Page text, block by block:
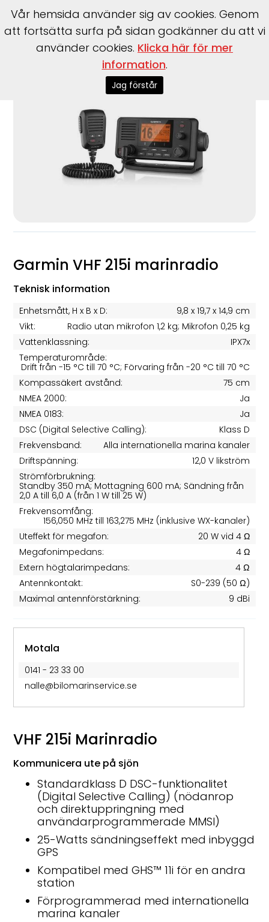
Garmin> VHF 215i marinradio
Garmin VHF 215i marinradio
Teknisk information
Enhetsmått, H x B x D:
9,8 x 19,7 x 14,9 cm
Vikt:
Radio utan mikrofon 1,2 kg; Mikrofon 0,25 kg
Vattenklassning:
IPX7x
Temperaturområde:
Drift från -15 °C till 70 °C; Förvaring från -20 °C till 70 °C
Kompassäkert avstånd:
75 cm
NMEA 2000:
Ja
NMEA 0183:
Ja
DSC (Digital Selective Calling):
Klass D
Frekvensband:
Alla internationella marina kanaler
Driftspänning:
12,0 V likström
Strömförbrukning:
Standby 350 mA; Mottagning 600 mA; Sändning från
2,0 A till 6,0 A (från 1 W till 25 W)
Frekvensomfång:
156,050 MHz till 163,275 MHz (inklusive WX-kanaler)
Uteffekt för megafon:
20 W vid 4 Ω
Megafonimpedans:
4 Ω
Extern högtalarimpedans:
4 Ω
Antennkontakt:
S0-239 (50 Ω)
Maximal antennförstärkning:
9 dBi
Motala
0141 - 23 33 00
nalle@bilomarinservice.se
VHF 215i Marinradio
Kommunicera ute på sjön
Standardklass D DSC-funktionalitet
(Digital Selective Calling) (nödanrop
och direktuppringning med
användarprogrammerade MMSI)
25-Watts sändningseffekt med inbyggd
GPS
Kompatibel med GHS™ 11i för en andra
station
Förprogrammerad med internationella
marina kanaler
Vår hemsida använder sig av cookies. Genom
att fortsätta surfa på sidan godkänner du att vi
använder cookies. Klicka här för mer
information.
Jag förstår